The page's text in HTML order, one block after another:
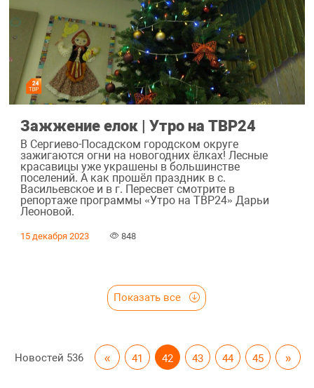
Зажжение елок | Утро на ТВР24
В Сергиево-Посадском городском округе
зажигаются огни на новогодних ёлках! Лесные
красавицы уже украшены в большинстве
поселений. А как прошёл праздник в с.
Васильевское и в г. Пересвет смотрите в
репортаже программы «Утро на ТВР24» Дарьи
Леоновой.
15 декабря 2023 848
Показать все
Новостей 536 « 41 42 43 44 45 »